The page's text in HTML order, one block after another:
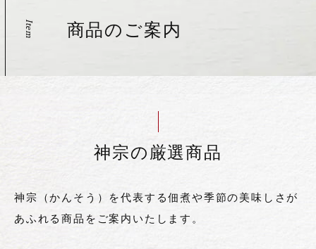
Item 商品のご案内
神宗の厳選商品
神宗（かんそう）を代表する佃煮や季節の美味しさが
あふれる商品をご案内いたします。